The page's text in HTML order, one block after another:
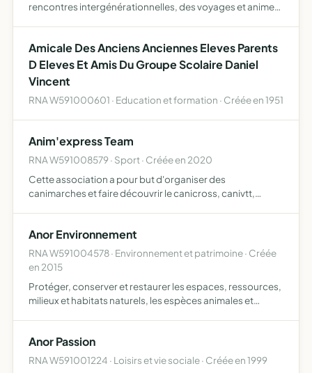
rencontres intergénérationnelles, des voyages et animer
Amicale Des Anciens Anciennes Eleves Parents
D Eleves Et Amis Du Groupe Scolaire Daniel
Vincent
RNA W591000601 · Education et formation · Créée en 1951
Anim'express Team
RNA W591008579 · Sport · Créée en 2020
Cette association a pour but d'organiser des
canimarches et faire découvrir le canicross, canivtt,
Anor Environnement
RNA W591004578 · Environnement et patrimoine · Créée
en 2015
Protéger, conserver et restaurer les espaces, ressources,
milieux et habitats naturels, les espèces animales et
Anor Passion
RNA W591001224 · Loisirs et vie sociale · Créée en 1999